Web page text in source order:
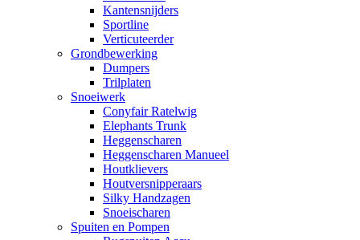
Kantensnijders
Sportline
Verticuteerder
Grondbewerking
Dumpers
Trilplaten
Snoeiwerk
Conyfair Ratelwig
Elephants Trunk
Heggenscharen
Heggenscharen Manueel
Houtklievers
Houtversnipperaars
Silky Handzagen
Snoeischaren
Spuiten en Pompen